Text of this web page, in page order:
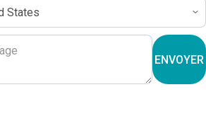
ENVOYER